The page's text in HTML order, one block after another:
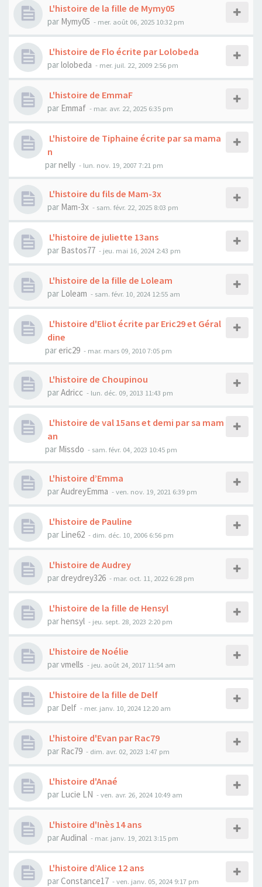
L'histoire de la fille de Mymy05
par Mymy05 - mer. août 06, 2025 10:32 pm
L'histoire de Flo écrite par Lolobeda
parlolobeda - mer. juil. 22, 2009 2:56 pm
L'histoire de EmmaF
par Emmaf - mar. avr. 22, 2025 6:35 pm
L'histoire de Tiphaine écrite par sa mama
n
parnelly - lun. nov. 19, 2007 7:21 pm
L'histoire du fils de Mam-3x
par Mam-3x - sam. févr. 22, 2025 8:03 pm
L'histoire de juliette 13ans
par Bastos77 - jeu. mai 16, 2024 2:43 pm
L'histoire de la fille de Loleam
par Loleam - sam. févr. 10, 2024 12:55 am
L'histoire d'Eliot écrite par Eric29 et Géral
dine
par eric29 - mar. mars 09, 2010 7:05 pm
L'histoire de Choupinou
parAdricc - lun. déc. 09, 2013 11:43 pm
L'histoire de val 15ans et demi par sa mam
an
par Missdo - sam. févr. 04, 2023 10:45 pm
L'histoire d’Emma
parAudreyEmma - ven. nov. 19, 2021 6:39 pm
L'histoire de Pauline
par Line62 - dim. déc. 10, 2006 6:56 pm
L'histoire de Audrey
par dreydrey326 - mar. oct. 11, 2022 6:28 pm
L'histoire de la fille de Hensyl
parhensyl - jeu. sept. 28, 2023 2:20 pm
L'histoire de Noélie
parvmells - jeu. août 24, 2017 11:54 am
L'histoire de la fille de Delf
par Delf - mer. janv. 10, 2024 12:20 am
L'histoire d'Evan par Rac79
par Rac79 - dim. avr. 02, 2023 1:47 pm
L'histoire d'Anaé
par Lucie LN - ven. avr. 26, 2024 10:49 am
L'histoire d'Inès 14 ans
parAudinal - mar. janv. 19, 2021 3:15 pm
L'histoire d’Alice 12 ans
parConstance17 - ven. janv. 05, 2024 9:17 pm